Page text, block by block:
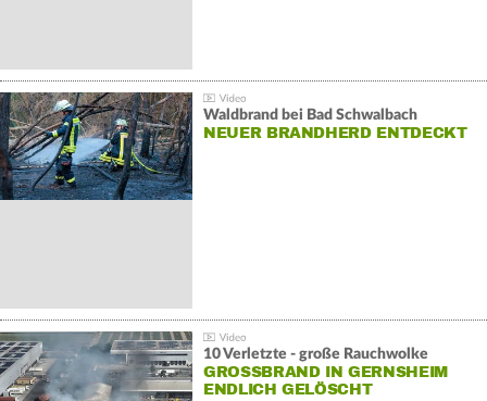
Waldbrand bei Bad Schwalbach
NEUER BRANDHERD ENTDECKT
10 Verletzte - große Rauchwolke
GROSSBRAND IN GERNSHEIM E
NDLICH GELÖSCHT